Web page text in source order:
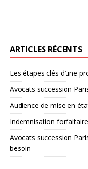
ARTICLES RÉCENTS
Les étapes clés d’une
Avocats succession
Audience de mise en
Indemnisation
Avocats succession
besoin